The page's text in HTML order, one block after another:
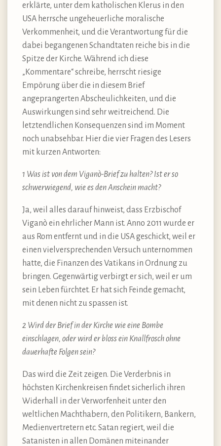
erklärte, unter dem katholischen Klerus in den
USA herrsche ungeheuerliche moralische
Verkommenheit, und die Verantwortung für die
dabei begangenen Schandtaten reiche bis in die
Spitze der Kirche. Während ich diese
„Kommentare“ schreibe, herrscht riesige
Empörung über die in diesem Brief
angeprangerten Abscheulichkeiten, und die
Auswirkungen sind sehr weitreichend. Die
letztendlichen Konsequenzen sind im Moment
noch unabsehbar. Hier die vier Fragen des Lesers
mit kurzen Antworten:
1 Was ist von dem Viganò-Brief zu halten? Ist er so
schwerwiegend, wie es den Anschein macht?
Ja, weil alles darauf hinweist, dass Erzbischof
Viganò ein ehrlicher Mann ist. Anno 2011 wurde er
aus Rom entfernt und in die USA geschickt, weil er
einen vielversprechenden Versuch unternommen
hatte, die Finanzen des Vatikans in Ordnung zu
bringen. Gegenwärtig verbirgt er sich, weil er um
sein Leben fürchtet. Er hat sich Feinde gemacht,
mit denen nicht zu spassen ist.
2 Wird der Brief in der Kirche wie eine Bombe
einschlagen, oder wird er bloss ein Knallfrosch ohne
dauerhafte Folgen sein?
Das wird die Zeit zeigen. Die Verderbnis in
höchsten Kirchenkreisen findet sicherlich ihren
Widerhall in der Verworfenheit unter den
weltlichen Machthabern, den Politikern, Bankern,
Medienvertretern etc. Satan regiert, weil die
Satanisten in allen Domänen miteinander